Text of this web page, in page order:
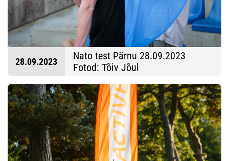
28.09.2023
Nato test Pärnu 28.09.2023
Fotod: Tõiv Jõul